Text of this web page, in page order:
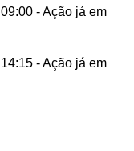
09:00 - Ação já em
14:15 - Ação já em